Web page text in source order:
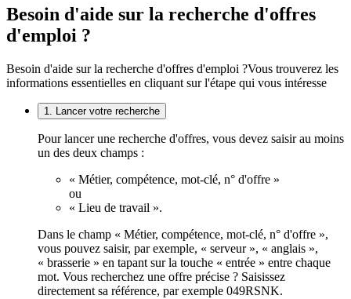
Besoin d'aide sur la recherche d'offres
d'emploi ?
Besoin d'aide sur la recherche d'offres d'emploi ?Vous trouverez les
informations essentielles en cliquant sur l'étape qui vous intéresse
1. Lancer votre recherche
Pour lancer une recherche d'offres, vous devez saisir au moins
un des deux champs :
« Métier, compétence, mot-clé, n° d'offre »
ou
« Lieu de travail ».
Dans le champ « Métier, compétence, mot-clé, n° d'offre »,
vous pouvez saisir, par exemple, « serveur », « anglais »,
« brasserie » en tapant sur la touche « entrée » entre chaque
mot. Vous recherchez une offre précise ? Saisissez
directement sa référence, par exemple 049RSNK.